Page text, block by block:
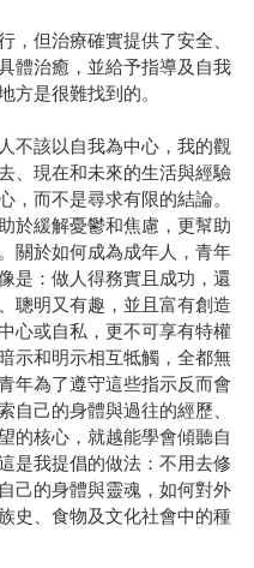
，但治療確實提供了安全、
體治癒，並給予指導及自我
方是很難找到的。
不該以自我為中心，我的觀
、現在和未來的生活與經驗
，而不是尋求有限的結論。
於緩解憂鬱和焦慮，更幫助
關於如何成為成年人，青年
是：做人得務實且成功，還
聰明又有趣，並且富有創造
心或自私，更不可享有特權
示和明示相互牴觸，全都無
年為了遵守這些指示反而會
自己的身體與過往的經歷、
的核心，就越能學會傾聽自
是我提倡的做法：不用去修
己的身體與靈魂，如何對外
史、食物及文化社會中的種